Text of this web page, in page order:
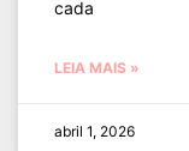
cada
LEIA MAIS »
abril 1, 2026